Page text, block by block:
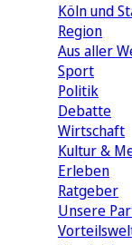
Köln und
Region
Aus aller
Sport
Politik
Debatte
Wirtschaft
Kultur &
Erleben
Ratgeber
Unsere